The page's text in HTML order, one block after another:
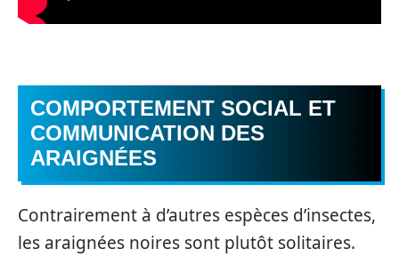
COMPORTEMENT SOCIAL ET
COMMUNICATION DES
ARAIGNÉES
Contrairement à d’autres espèces d’insectes,
les araignées noires sont plutôt solitaires.